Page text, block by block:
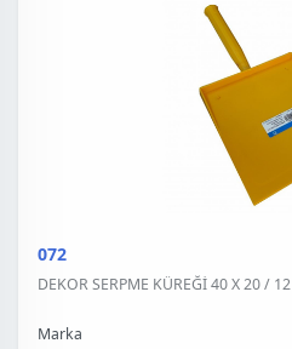
072
DEKOR SERPME KÜREĞİ 40 X 20 / 12
Marka